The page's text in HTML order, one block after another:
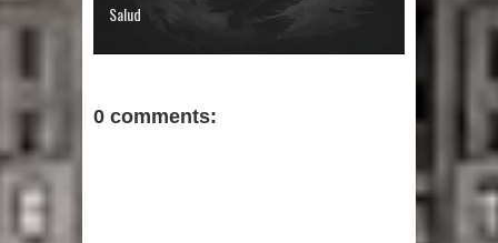
Salud
0 comments: